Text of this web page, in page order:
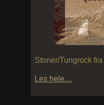
Stoner/Tungrock
Les hele…